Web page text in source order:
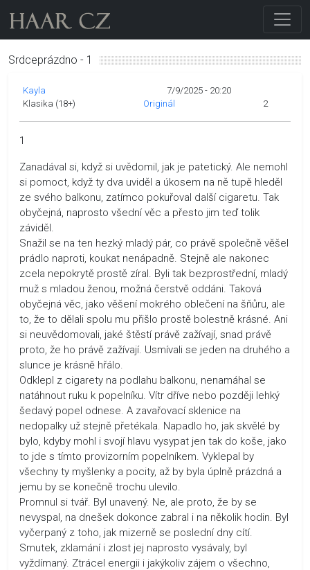
Srdceprázdno - 1
Kayla
7/9/2025 - 20:20
Klasika (18+)
Originál 2
1
Zanadával si, když si uvědomil, jak je patetický. Ale nemohl
si pomoct, když ty dva uviděl a úkosem na ně tupě hleděl
ze svého balkonu, zatímco pokuřoval další cigaretu. Tak
obyčejná, naprosto všední věc a přesto jim teď tolik
záviděl.
Snažil se na ten hezký mladý pár, co právě společně věšel
prádlo naproti, koukat nenápadně. Stejně ale nakonec
zcela nepokrytě prostě zíral. Byli tak bezprostřední, mladý
muž s mladou ženou, možná čerstvě oddáni. Taková
obyčejná věc, jako věšení mokrého oblečení na šňůru, ale
to, že to dělali spolu mu přišlo prostě bolestně krásné. Ani
si neuvědomovali, jaké štěstí právě zažívají, snad právě
proto, že ho právě zažívají. Usmívali se jeden na druhého a
slunce je krásně hřálo.
Odklepl z cigarety na podlahu balkonu, nenamáhal se
natáhnout ruku k popelníku. Vítr dříve nebo později lehký
šedavý popel odnese. A zavařovací sklenice na
nedopalky už stejně přetékala. Napadlo ho, jak skvělé by
bylo, kdyby mohl i svojí hlavu vysypat jen tak do koše, jako
to jde s tímto provizorním popelníkem. Vyklepal by
všechny ty myšlenky a pocity, až by byla úplně prázdná a
jemu by se konečně trochu ulevilo.
Promnul si tvář. Byl unavený. Ne, ale proto, že by se
nevyspal, na dnešek dokonce zabral i na několik hodin. Byl
vyčerpaný z toho, jak mizerně se poslední dny cítí.
Smutek, zklamání i zlost jej naprosto vysávaly, byl
vyždímaný. Ztrácel energii i jakýkoliv zájem o všechno,